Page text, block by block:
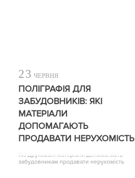
23 ЧЕРВНЯ
ПОЛІГРАФІЯ ДЛЯ
ЗАБУДОВНИКІВ: ЯКІ
МАТЕРІАЛИ
ДОПОМАГАЮТЬ
ПРОДАВАТИ НЕРУХОМІСТЬ
Які друковані матеріали допомагають
забудовникам продавати нерухомість